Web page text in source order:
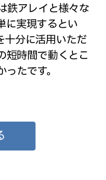
鉄アレイと様々な
に実現するとい
分に活用いただ
短時間で動くとこ
たです。